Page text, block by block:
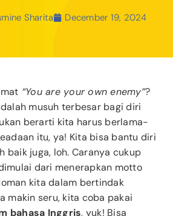
Sharita December 19, 2024
“You are your own enemy”?
musuh terbesar bagi diri
berarti kita harus berlama-
itu, ya! Kita bisa bantu diri
baik juga, loh. Caranya cukup
dari menerapkan motto
kita dalam bertindak
makin seru, kita coba pakai
bahasa Inggris, yuk! Bisa